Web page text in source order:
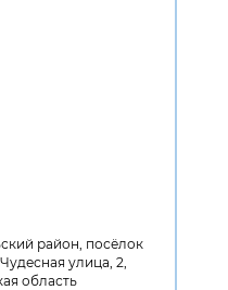
район, посёлок
улица, 2,
область